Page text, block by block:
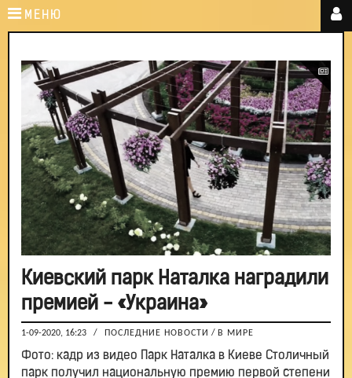
МЕНЮ
Киевский парк Наталка наградили
премией - «Украина»
1-09-2020, 16:23 / ПОСЛЕДНИЕ НОВОСТИ / В МИРЕ
Фото: кадр из видео Парк Наталка в Киеве Столичный
парк получил национальную премию первой степени